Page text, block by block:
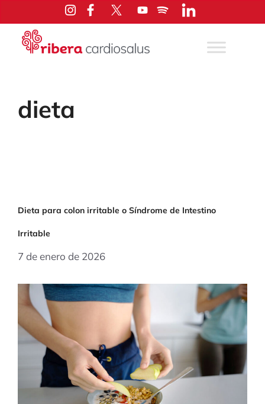
contenido
dieta
Dieta para colon irritable o Síndrome de Intestino
Irritable
7 de enero de 2026